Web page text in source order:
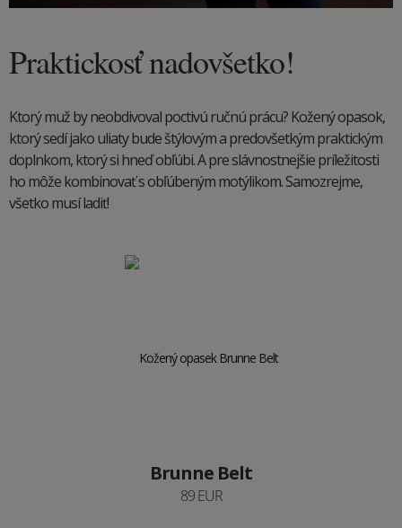
Praktickosť nadovšetko!
Ktorý muž by neobdivoval poctivú ručnú prácu? Kožený opasok,
ktorý sedí jako uliaty bude štýlovým a predovšetkým praktickým
doplnkom, ktorý si hneď obľúbi. A pre slávnostnejšie príležitosti
ho môže kombinovať s obľúbeným motýlikom. Samozrejme,
všetko musí ladiť!
Brunne Belt
89 EUR